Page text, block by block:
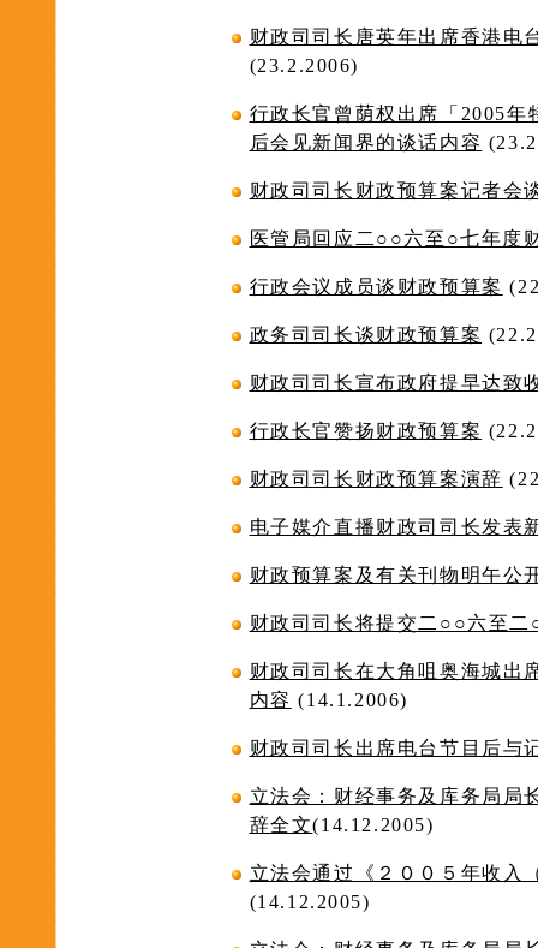
财政司司长唐英年出席香港电
(23.2.2006)
行政长官曾荫权出席「2005
后会见新闻界的谈话内容
财政司司长财政预算案记者会
医管局回应二○○六至○七年度
行政会议成员谈财政预算案
政务司司长谈财政预算案
财政司司长宣布政府提早达致
行政长官赞扬财政预算案
财政司司长财政预算案演辞
电子媒介直播财政司司长发表
财政预算案及有关刊物明午公
财政司司长将提交二○○六至
财政司司长在大角咀奥海城出
内容 (14.1.2006)
财政司司长出席电台节目后与
立法会：财经事务及库务局局
辞全文(14.12.2005)
立法会通过《２００５年收入
(14.12.2005)